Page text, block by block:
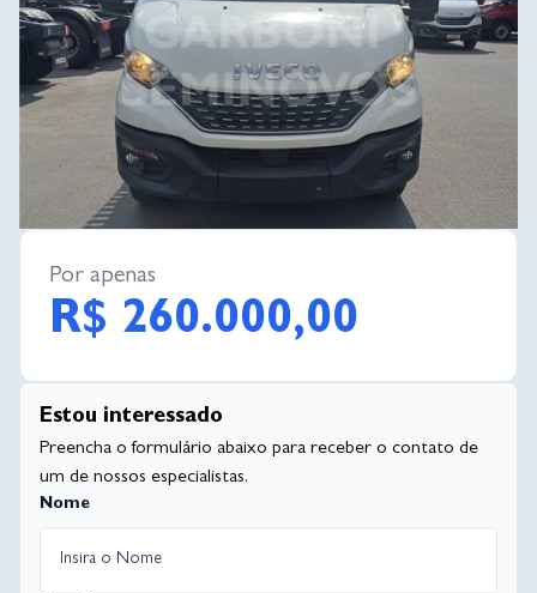
Por apenas
R$ 260.000,00
Estou interessado
Preencha o formulário abaixo para receber o contato de
um de nossos especialistas.
Nome